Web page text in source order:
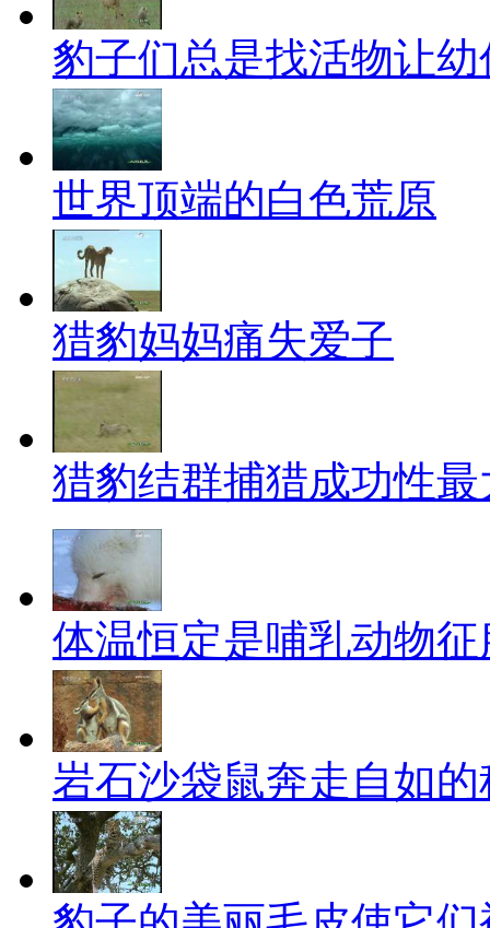
豹子们总是找活物让
世界顶端的白色荒原
猎豹妈妈痛失爱子
猎豹结群捕猎成功性最
体温恒定是哺乳动物
岩石沙袋鼠奔走自如的